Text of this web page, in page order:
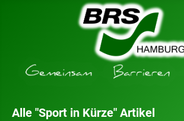
Alle "Sport in Kürze" Artikel